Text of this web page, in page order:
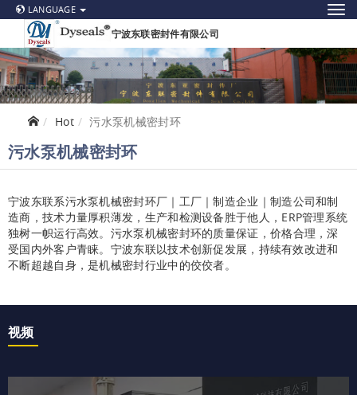
LANGUAGE
宁波东联密封件有限公司
Hot 污水泵机械密封环
污水泵机械密封环
宁波东联系污水泵机械密封环厂｜工厂｜制造企业｜制造公司和制
造商，技术力量厚积薄发，生产和检测设备胜于他人， ERP管理系统
独树一帜运行高效。污水泵机械密封环的质量保证，价格合理，深
受国内外客户青睐。宁波东联以技术创新促发展，持续有效改进和
不断超越自身，是机械密封行业中的佼佼者。
视频